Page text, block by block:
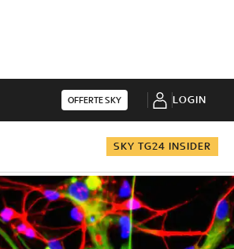
OFFERTE SKY LOGIN
SKY TG24 INSIDER